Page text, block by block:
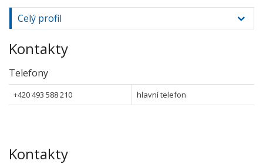
Celý profil
Kontakty
Telefony
+420 493 588 210 hlavní telefon
Kontakty